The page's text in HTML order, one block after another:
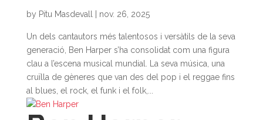
by Pitu Masdevall nov. 26, 2025
Un dels cantautors més talentosos i versàtils de la seva
generació, Ben Harper s’ha consolidat com una figura
clau a l’escena musical mundial. La seva música, una
cruïlla de gèneres que van des del pop i el reggae fins
al blues, el rock, el funk i el folk,...